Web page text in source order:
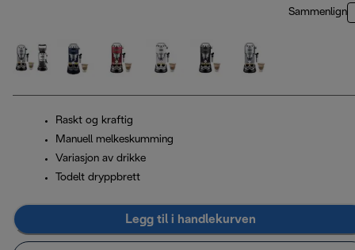
Sammenlign
Raskt og kraftig
Manuell melkeskumming
Variasjon av drikke
Todelt dryppbrett
Legg til i handlekurven